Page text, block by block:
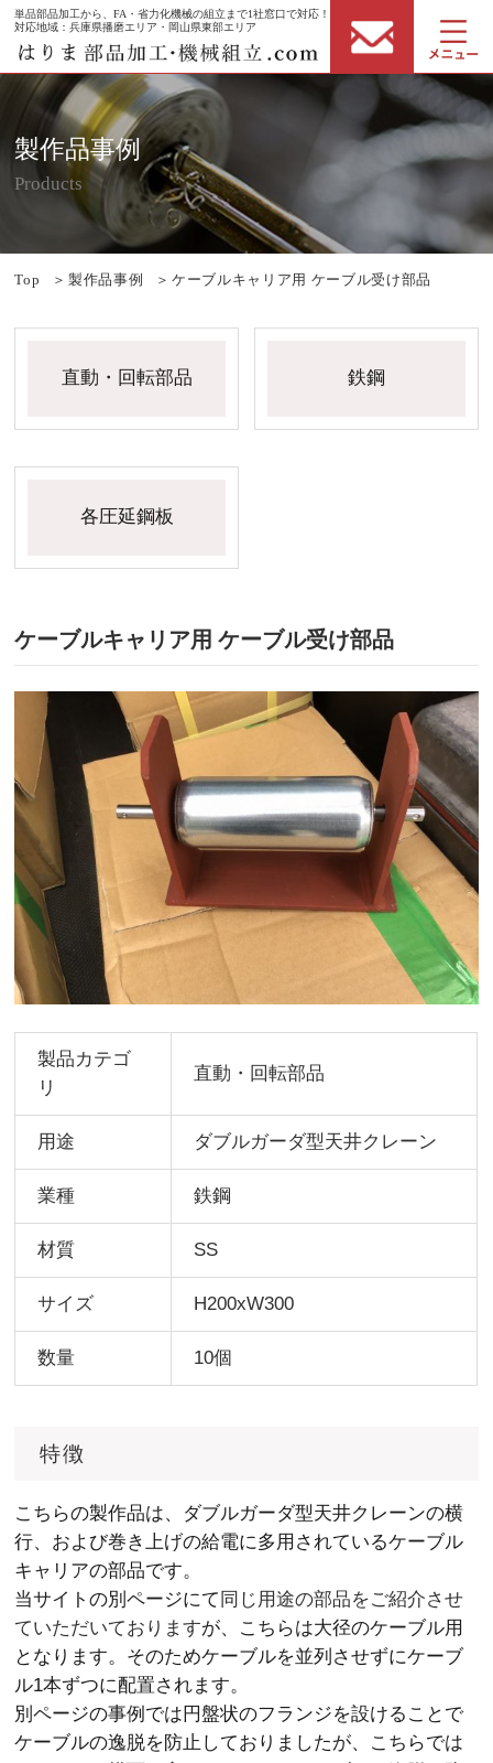
単品部品加工から、FA・省力化機械の組立まで1社窓口で対応！
対応地域：兵庫県播磨エリア・岡山県東部エリア
製作品事例
Products
Top ＞ 製作品事例 ＞ ケーブルキャリア用 ケーブル受け部品
直動・回転部品 鉄鋼
各圧延鋼板
ケーブルキャリア用 ケーブル受け部品
製品カテゴ
リ
直動・回転部品
用途 ダブルガーダ型天井クレーン
業種 鉄鋼
材質 SS
サイズ H200xW300
数量 10個
特徴
こちらの製作品は、ダブルガーダ型天井クレーンの横
行、および巻き上げの給電に多用されているケーブル
キャリアの部品です。
当サイトの別ページにて 同じ用途の部品をご紹介させ
ていただいておりますが、こちらは大径のケーブル用
となります。そのためケーブルを並列させずにケーブ
ル1本ずつに配置されます。
別ページの事例では円盤状のフランジを設けることで
ケーブルの逸脱を防止しておりましたが、こちらでは